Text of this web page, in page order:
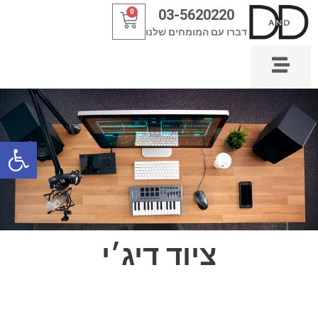
דילוג
לתוכן
03-5620220
דברו עם המומחים שלנו
0
עגלת
קניות
ציוד דיג׳י
פתח